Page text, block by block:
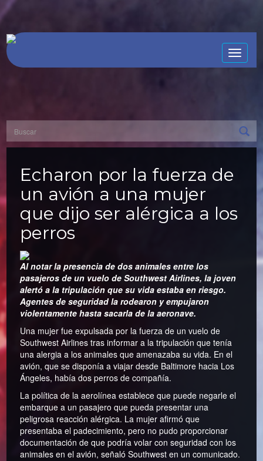
Toggle
Echaron por la fuerza de
un avión a una mujer
que dijo ser alérgica a los
perros
Al notar la presencia de dos animales entre los
pasajeros de un vuelo de Southwest Airlines, la joven
alertó a la tripulación que su vida estaba en riesgo.
Agentes de seguridad la rodearon y empujaron
violentamente hasta sacarla de la aeronave.
Una mujer fue expulsada por la fuerza de un vuelo de
Southwest Airlines tras informar a la tripulación que tenía
una alergia a los animales que amenazaba su vida. En el
avión, que se disponía a viajar desde Baltimore hacia Los
Ángeles, había dos perros de compañía.
La política de la aerolínea establece que puede negarle el
embarque a un pasajero que pueda presentar una
peligrosa reacción alérgica. La mujer afirmó que
presentaba el padecimiento, pero no pudo proporcionar
documentación de que podría volar con seguridad con los
animales en el avión, señaló Southwest en un comunicado.